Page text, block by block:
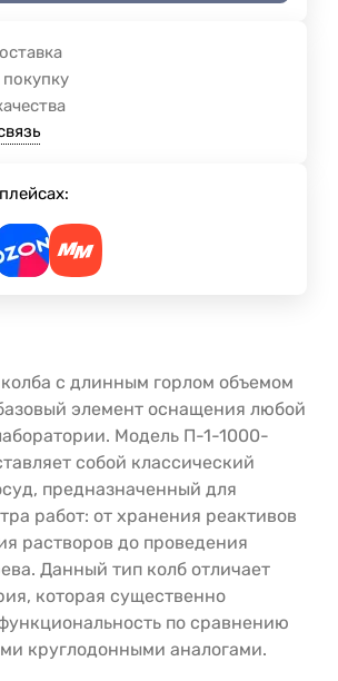
с длинным горлом объемом
элемент оснащения любой
Модель П-1-1000-
собой классический
предназначенный для
работ: от хранения реактивов
растворов до проведения
Данный тип колб отличает
которая существенно
по сравнению
круглодонными аналогами.